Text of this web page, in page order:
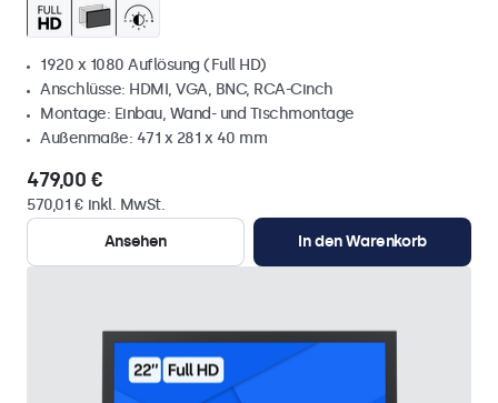
1920 x 1080 Auflösung (Full HD)
Anschlüsse: HDMI, VGA, BNC, RCA-Cinch
Montage: Einbau, Wand- und Tischmontage
Außenmaße: 471 x 281 x 40 mm
479,00 €
570,01 € inkl. MwSt.
Ansehen
In den Warenkorb